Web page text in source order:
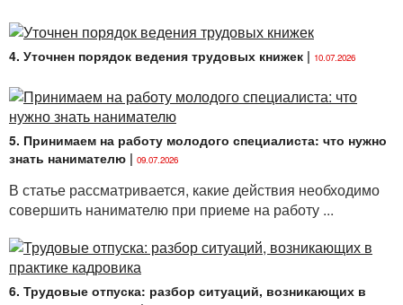
4. Уточнен порядок ведения трудовых книжек | 10.07.2026
5. Принимаем на работу молодого специалиста: что нужно
знать нанимателю | 09.07.2026
В статье рассматривается, какие действия необходимо
совершить нанимателю при приеме на работу ...
6. Трудовые отпуска: разбор ситуаций, возникающих в